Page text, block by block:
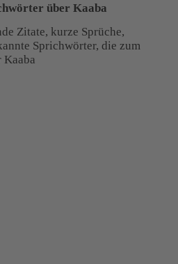
über Kaaba
Zitate, kurze Sprüche,
Sprichwörter, die zum
Kaaba